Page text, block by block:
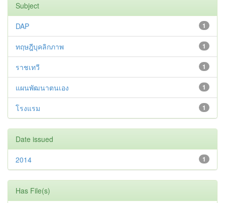
Subject
1
DAP
1
ทฤษฎีบุคลิกภาพ
1
ราชเทวี
1
แผนพัฒนาตนเอง
1
โรงแรม
Date issued
1
2014
Has File(s)